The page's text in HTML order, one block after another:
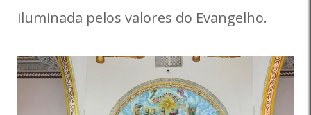
iluminada pelos valores do Evangelho.